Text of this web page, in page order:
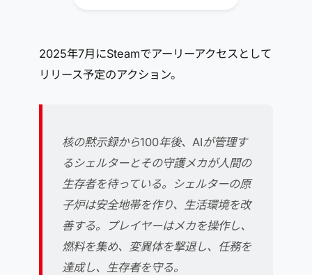
2025年7月にSteamでアーリーアクセスとして
リリース予定のアクション。
核の黙示録から100年後、AIが管理す
るシェルターとその守護メカが人間の
生存者を待っている。シェルターの原
子炉は安全地帯を作り、生活環境を改
善する。プレイヤーはメカを操作し、
燃料を集め、変異体を撃退し、任務を
達成し、生存者を守る。